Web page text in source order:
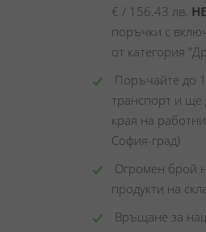
€ / 156.43 лв. НЕ
поръчки с
от категория
Поръчайте до
транспорт и ще
края на
София-град)
Огромен брой
продукти на
Връщане за